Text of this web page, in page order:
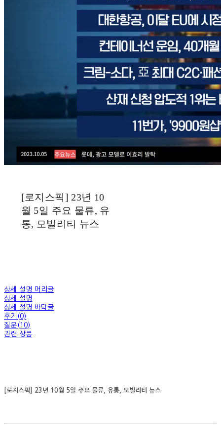
[로지스픽] 23년 10
월 5일 주요 물류, 유
통, 모빌리티 뉴스
상세 설명 머리글
상세 설명
상세 설명 바닥글
후기(0)
질문(10)
관련 상품
[로지스픽] 23년 10월 5일 주요 물류, 유통, 모빌리티 뉴스